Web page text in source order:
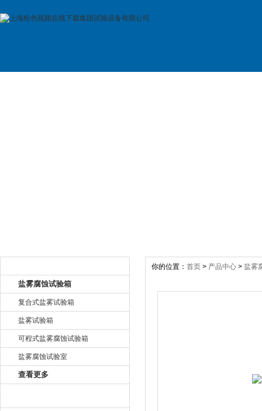
盐雾腐蚀试验箱
复合式盐雾试验箱
盐雾试验箱
可程式盐雾腐蚀试验箱
盐雾腐蚀试验室
查看更多
你的位置： 首页 > 产品中心 > 盐雾